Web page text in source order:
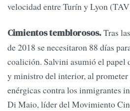
velocidad entre Turín y Lyon
Cimientos temblorosos.Tras
de 2018 se necesitaron 88 días
coalición. Salvini asumió el
y ministro del interior, al prometer
enérgicas contra los inmigrantes
Di Maio, líder del Movimiento